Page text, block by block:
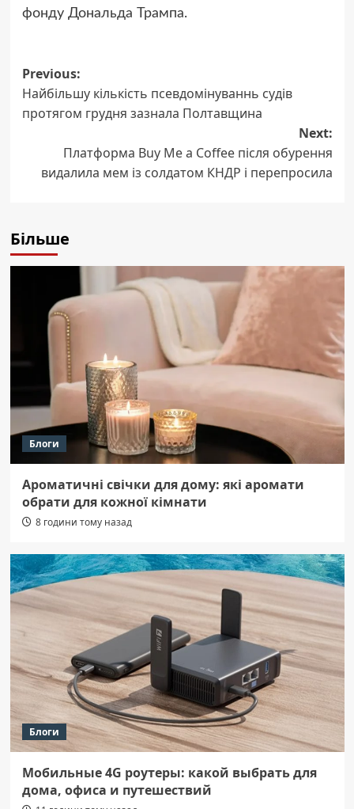
фонду Дональда Трампа.
Post
navigation
Previous:
Найбільшу кількість псевдомінуваннь судів
протягом грудня зазнала Полтавщина
Next:
Платформа Buy Me a Coffee після обурення
видалила мем із солдатом КНДР і перепросила
Більше
Блоги
Ароматичні свічки для дому: які аромати
обрати для кожної кімнати
8 години тому назад
Блоги
Мобильные 4G роутеры: какой выбрать для
дома, офиса и путешествий